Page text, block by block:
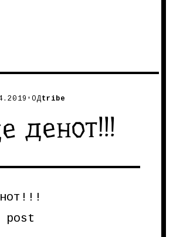
•ОДtribe
денот!!!
post